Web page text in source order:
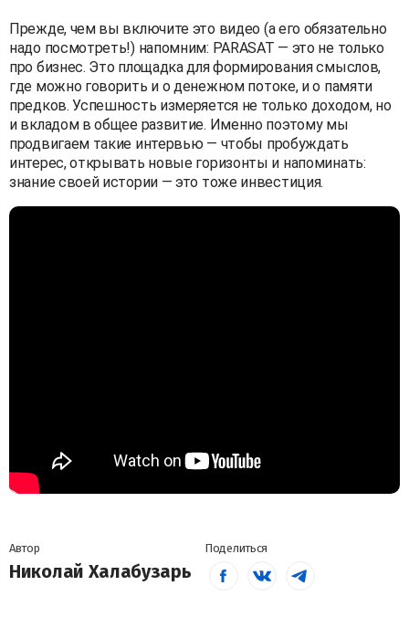
Прежде, чем вы включите это видео (а его обязательно
надо посмотреть!) напомним: PARASAT — это не только
про бизнес. Это площадка для формирования смыслов,
где можно говорить и о денежном потоке, и о памяти
предков. Успешность измеряется не только доходом, но
и вкладом в общее развитие. Именно поэтому мы
продвигаем такие интервью — чтобы пробуждать
интерес, открывать новые горизонты и напоминать:
знание своей истории — это тоже инвестиция.
Автор
Николай Халабузарь
Поделиться